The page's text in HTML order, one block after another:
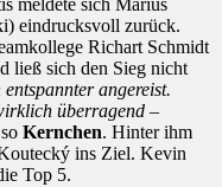
meldete sich Marius
eindrucksvoll zurück.
Richart Schmidt
ließ sich den Sieg nicht
angereist.
überragend –
Kernchen. Hinter ihm
ins Ziel. Kevin
Top 5.